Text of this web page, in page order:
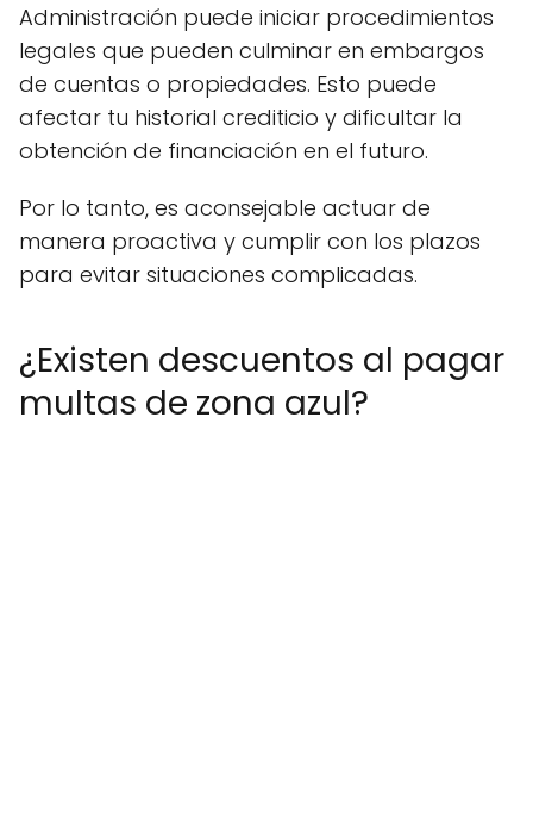
Administración puede iniciar procedimientos
legales que pueden culminar en embargos
de cuentas o propiedades. Esto puede
afectar tu historial crediticio y dificultar la
obtención de financiación en el futuro.
Por lo tanto, es aconsejable actuar de
manera proactiva y cumplir con los plazos
para evitar situaciones complicadas.
¿Existen descuentos al pagar
multas de zona azul?